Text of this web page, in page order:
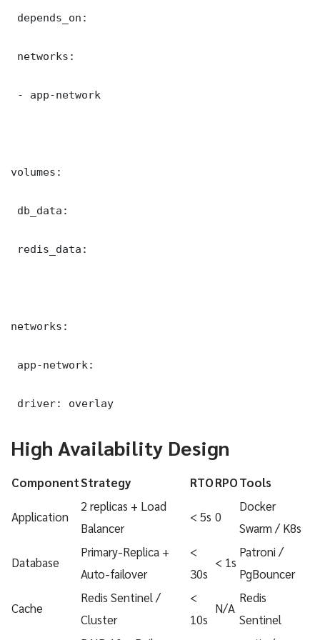
depends_on:
networks:
- app-network
volumes:
db_data:
redis_data:
networks:
app-network:
driver: overlay
High Availability Design
ComponentStrategy RTORPOTools
Application
2 replicas + Load
Balancer
< 5s 0
Docker
Swarm / K8s
Database
Primary-Replica +
Auto-failover
<
30s
< 1s
Patroni /
PgBouncer
Cache
Redis Sentinel /
Cluster
<
10s
N/A
Redis
Sentinel